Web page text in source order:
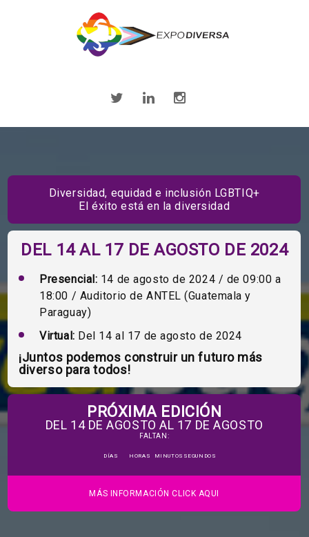
Diversidad, equidad e inclusión LGBTIQ+
El éxito está en la diversidad
DEL 14 AL 17 DE AGOSTO DE 2024
Presencial: 14 de agosto de 2024 / de 09:00 a
18:00 / Auditorio de ANTEL (Guatemala y
Paraguay)
Virtual: Del 14 al 17 de agosto de 2024
¡Juntos podemos construir un futuro más
diverso para todos!
PRÓXIMA EDICIÓN
DEL 14 DE AGOSTO AL 17 DE AGOSTO
FALTAN:
DÍAS HORAS MINUTOS SEGUNDOS
MÁS INFORMACIÓN CLICK AQUI